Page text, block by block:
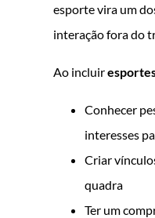
esporte vira um
interação fora do
Ao incluir
Conhecer
interesses
Criar
quadra
Ter um